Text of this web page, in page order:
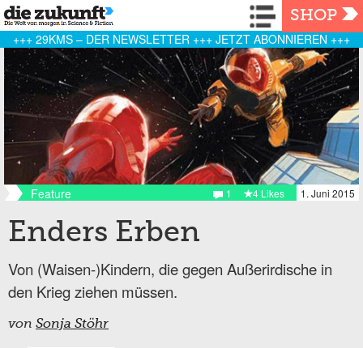
Navigation
SHOP
+++ 29KMS – DER NEWSLETTER +++ JETZT ABONNIEREN +++
Feature 1. Juni 2015
4 Likes
1
Enders Erben
Von (Waisen-)Kindern, die gegen Außerirdische in
den Krieg ziehen müssen.
von Sonja Stöhr